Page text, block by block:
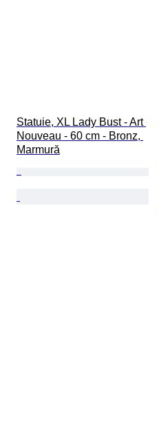
Statuie, XL Lady Bust - Art
Nouveau - 60 cm - Bronz,
Marmură